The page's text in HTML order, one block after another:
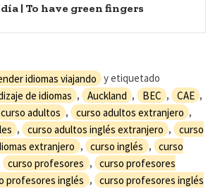
| To have green fingers
idiomas viajando y etiquetado
de idiomas , Auckland , BEC , CAE ,
curso adultos , curso adultos extranjero ,
, curso adultos inglés extranjero ,
curso
extranjero , curso inglés , curso
curso profesores , curso profesores
profesores inglés , curso profesores inglés